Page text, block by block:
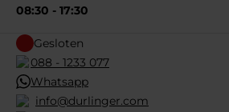
08:30 - 17:30
Gesloten
088 - 1233 077
Whatsapp
info@durlinger.com